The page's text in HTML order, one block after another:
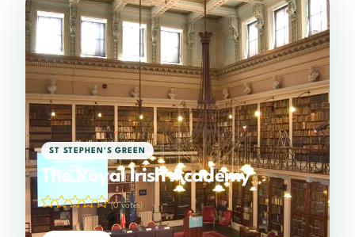
ST STEPHEN'S GREEN
The Royal Irish Academy
(0 votes)